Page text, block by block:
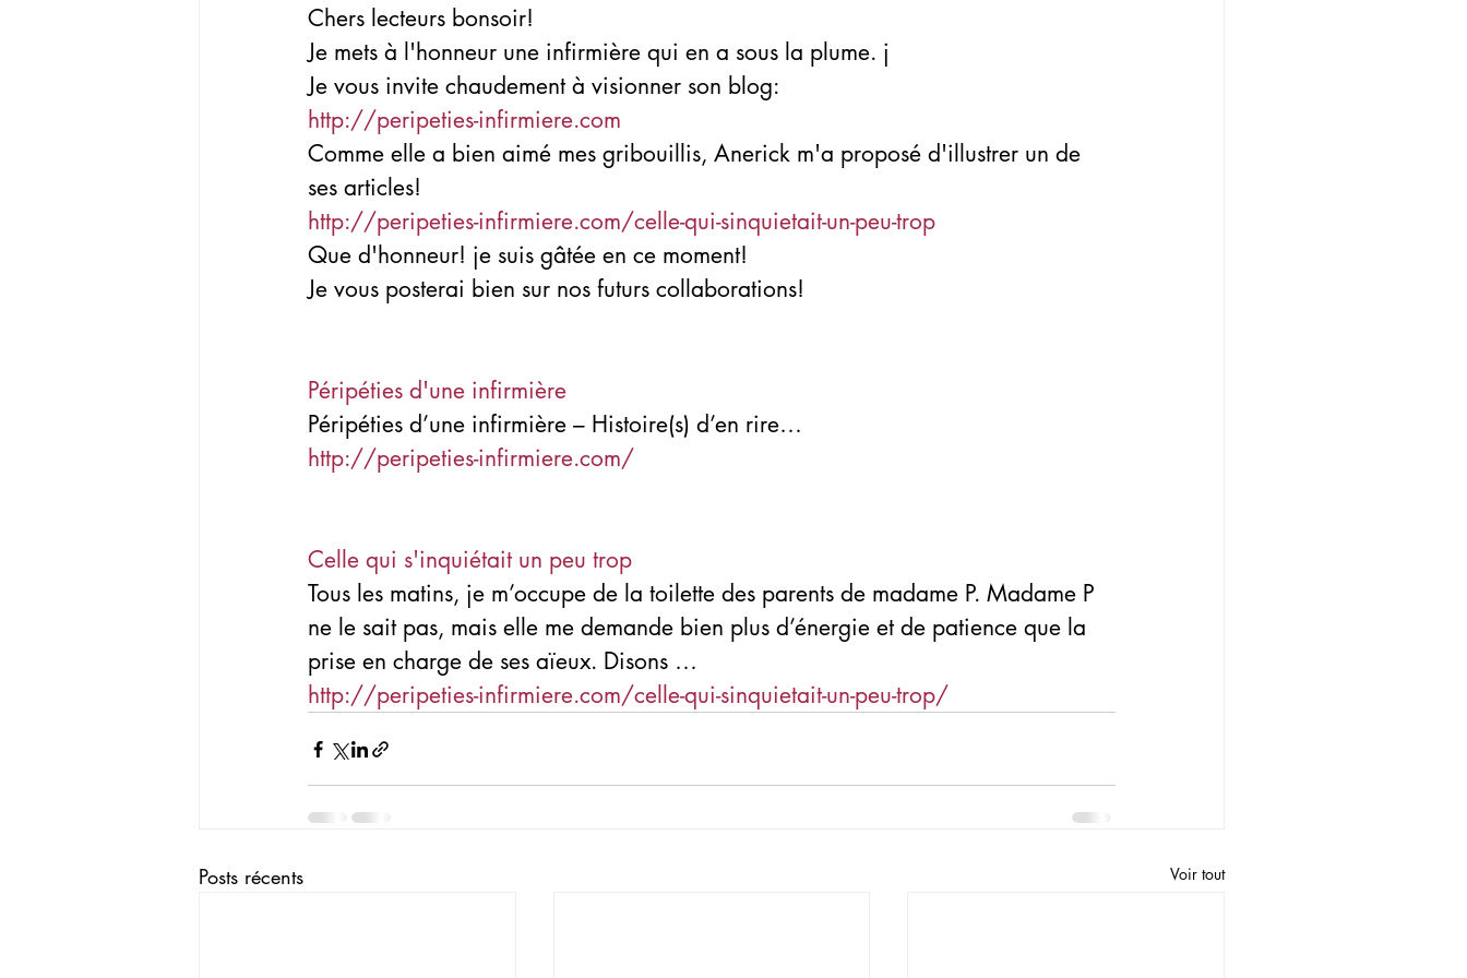
Chers lecteurs bonsoir!
Je mets à l'honneur une infirmière qui en a sous la plume. j
Je vous invite chaudement à visionner son blog:
http://peripeties-infirmiere.com
Comme elle a bien aimé mes gribouillis, Anerick m'a proposé d'illustrer un de
ses articles!
http://peripeties-infirmiere.com/celle-qui-sinquietait-un-peu-trop
Que d'honneur! je suis gâtée en ce moment!
Je vous posterai bien sur nos futurs collaborations!
Péripéties d'une infirmière
Péripéties d’une infirmière – Histoire(s) d’en rire…
http://peripeties-infirmiere.com/
Celle qui s'inquiétait un peu trop
Tous les matins, je m’occupe de la toilette des parents de madame P. Madame P
ne le sait pas, mais elle me demande bien plus d’énergie et de patience que la
prise en charge de ses aïeux. Disons …
http://peripeties-infirmiere.com/celle-qui-sinquietait-un-peu-trop/
Posts récents Voir tout